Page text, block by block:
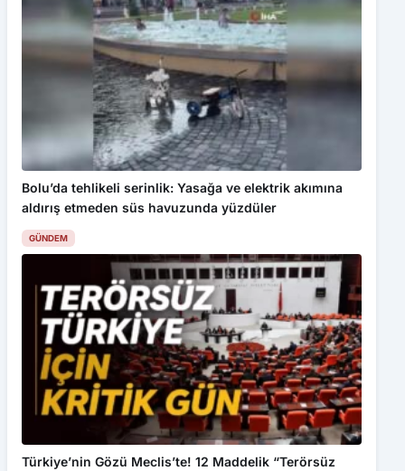
Bolu’da tehlikeli serinlik: Yasağa ve elektrik akımına
aldırış etmeden süs havuzunda yüzdüler
GÜNDEM
Türkiye’nin Gözü Meclis’te! 12 Maddelik “Terörsüz